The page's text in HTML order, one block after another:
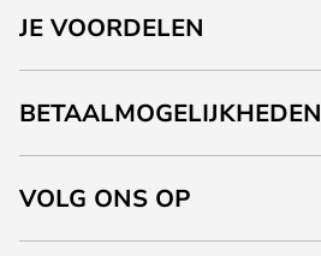
JE VOORDELEN
BETAALMOGELIJKHEDEN
VOLG ONS OP